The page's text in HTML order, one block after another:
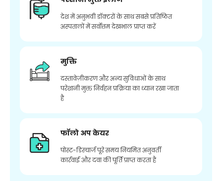
देश में अनुभवी डॉक्टरों के साथ सबसे प्रतिष्ठित
अस्पतालों में सर्वोत्तम देखभाल प्राप्त करें
मुक्ति
दस्तावेज़ीकरण और अन्य सुविधाओं के साथ
परेशानी मुक्त निर्वहन प्रक्रिया का ध्यान रखा जाता
है
फॉलो अप केयर
पोस्ट-डिस्चार्ज पूरे समय नियमित अनुवर्ती
कार्रवाई और दवा की पूर्ति प्राप्त करता है